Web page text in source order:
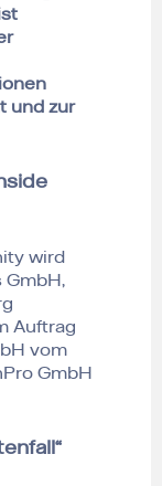
und zur
wird
GmbH,
Auftrag
vom
GmbH